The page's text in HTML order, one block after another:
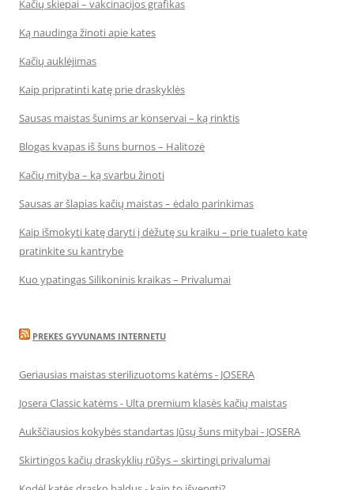
Kačių skiepai – vakcinacijos grafikas
Ką naudinga žinoti apie kates
Kačių auklėjimas
Kaip pripratinti katę prie draskyklės
Sausas maistas šunims ar konservai – ką rinktis
Blogas kvapas iš šuns burnos – Halitozė
Kačių mityba – ką svarbu žinoti
Sausas ar šlapias kačių maistas – ėdalo parinkimas
Kaip išmokyti katę daryti į dėžutę su kraiku – prie tualeto katę
pratinkite su kantrybe
Kuo ypatingas Silikoninis kraikas – Privalumai
PREKES GYVUNAMS INTERNETU
Geriausias maistas sterilizuotoms katėms - JOSERA
Josera Classic katėms - Ulta premium klasės kačių maistas
Aukščiausios kokybės standartas Jūsų šuns mitybai - JOSERA
Skirtingos kačių draskyklių rūšys – skirtingi privalumai